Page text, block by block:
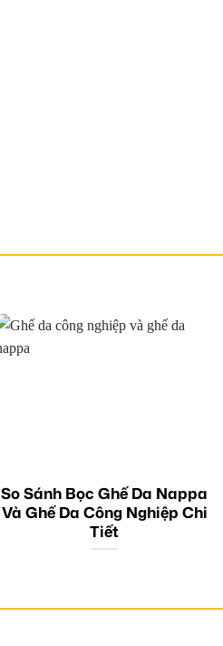
So Sánh Bọc Ghế Da Nappa
Và Ghế Da Công Nghiệp Chi
Tiết